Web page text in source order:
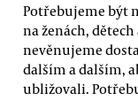
Potřebujeme být
na ženách,
nevěnujeme
dalším a dalším,
ubližovali.